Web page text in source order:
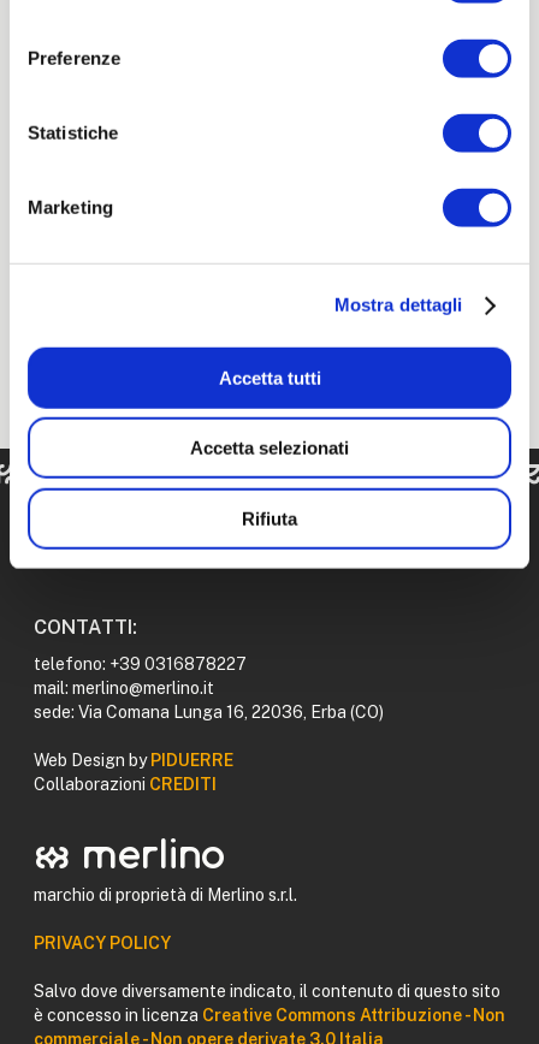
Preferenze
Statistiche
Marketing
Mostra dettagli
Accetta tutti
Accetta selezionati
Rifiuta
CONTATTI:
telefono: +39 0316878227
mail: merlino@merlino.it
sede: Via Comana Lunga 16, 22036, Erba (CO)
Web Design by PIDUERRE
Collaborazioni CREDITI
logomerlino merlino
marchio di proprietà di Merlino s.r.l.
PRIVACY POLICY
Salvo dove diversamente indicato, il contenuto di questo sito
è concesso in licenza Creative Commons Attribuzione - Non
commerciale - Non opere derivate 3.0 Italia